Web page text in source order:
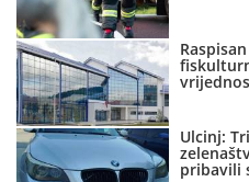
Ulcinj:
pribavili